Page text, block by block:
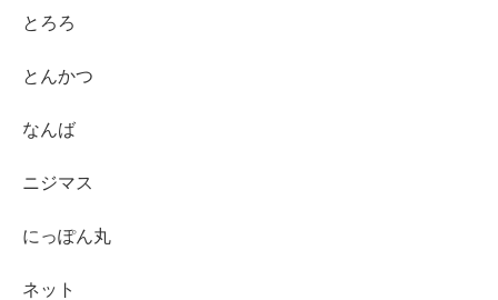
とろろ
とんかつ
なんば
ニジマス
にっぽん丸
ネット